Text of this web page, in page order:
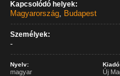
Kapcsolódó helyek:
Magyarország, Budapest
Személyek:
-
Nyelv:
magyar Új